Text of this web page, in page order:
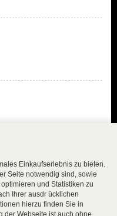
mit
und
Einkaufserlebnis zu bieten.
Seite notwendig sind, sowie
und Statistiken zu
Ihrer ausdr ücklichen
hierzu finden Sie in
der Webseite ist auch ohne